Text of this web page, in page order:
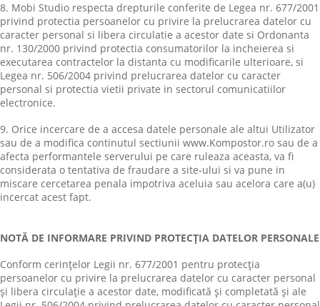
8. Mobi Studio respecta drepturile conferite de Legea nr. 677/2001
privind protectia persoanelor cu privire la prelucrarea datelor cu
caracter personal si libera circulatie a acestor date si Ordonanta
nr. 130/2000 privind protectia consumatorilor la incheierea si
executarea contractelor la distanta cu modificarile ulterioare, si
Legea nr. 506/2004 privind prelucrarea datelor cu caracter
personal si protectia vietii private in sectorul comunicatiilor
electronice.
9. Orice incercare de a accesa datele personale ale altui Utilizator
sau de a modifica continutul sectiunii www.Kompostor.ro sau de a
afecta performantele serverului pe care ruleaza aceasta, va fi
considerata o tentativa de fraudare a site-ului si va pune in
miscare cercetarea penala impotriva aceluia sau acelora care a(u)
incercat acest fapt.
NOTĂ DE INFORMARE PRIVIND PROTECŢIA DATELOR PERSONALE
Conform cerinţelor Legii nr. 677/2001 pentru protecţia
persoanelor cu privire la prelucrarea datelor cu caracter personal
şi libera circulaţie a acestor date, modificată şi completată şi ale